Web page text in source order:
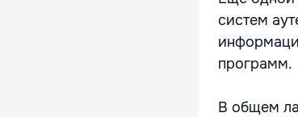
систем
программ.
В общем